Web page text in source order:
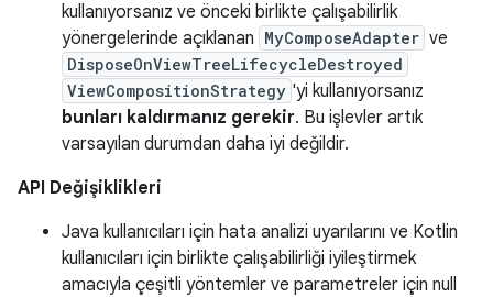
kullanıyorsanız ve önceki birlikte çalışabilirlik
yönergelerinde açıklanan MyComposeAdapter ve
DisposeOnViewTreeLifecycleDestroyed
ViewCompositionStrategy 'yi kullanıyorsanız
bunları kaldırmanız gerekir. Bu işlevler artık
varsayılan durumdan daha iyi değildir.
API Değişiklikleri
Java kullanıcıları için hata analizi uyarılarını ve Kotlin
kullanıcıları için birlikte çalışabilirliği iyileştirmek
amacıyla çeşitli yöntemler ve parametreler için null